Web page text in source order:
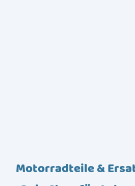
Motorradteile &